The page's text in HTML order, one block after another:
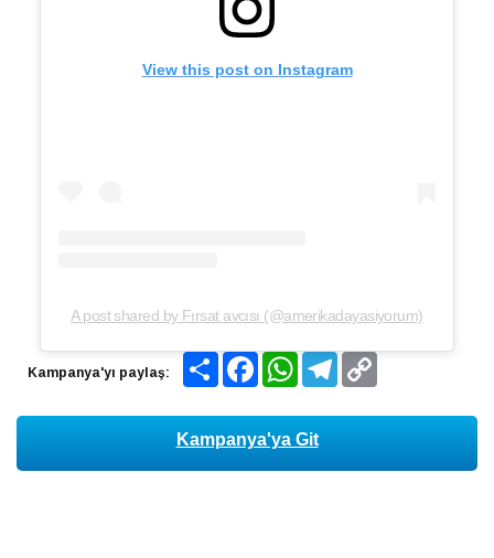
View this post on Instagram
A post shared by Fırsat avcısı (@amerikadayasiyorum)
Kampanya'yı paylaş:
Share FacebookWhatsAppTelegram
Kampanya'ya Git